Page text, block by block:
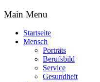
Main Menu
Startseite
Mensch
Porträts
Berufsbild
Service
Gesundheit